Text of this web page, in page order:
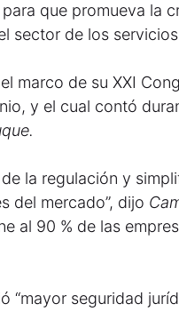
que promueva la
sector de los
marco de su XXI
y el cual contó
la regulación y
del mercado”, dijo
al 90 % de las
“mayor seguridad